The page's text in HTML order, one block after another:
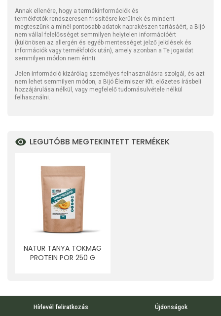
Annak ellenére, hogy a termékinformációk és
termékfotók rendszeresen frissítésre kerülnek és mindent
megteszünk a minél pontosabb adatok naprakészen tartásáért, a Bijó
nem vállal felelősséget semmilyen helytelen információért
(különösen az allergén és egyéb mentességet jelző jelölések és
információk vagy termékfotók után), amely azonban a Te jogaidat
semmilyen módon nem érinti.
Jelen információ kizárólag személyes felhasználásra szolgál, és azt
nem lehet semmilyen módon, a Bijó Élelmiszer Kft. előzetes írásbeli
hozzájárulása nélkül, vagy megfelelő tudomásulvétele nélkül
felhasználni.
LEGUTÓBB MEGTEKINTETT TERMÉKEK
NATUR TANYA TÖKMAG
PROTEIN POR 250 G
Hírlevél feliratkozás Újdonságok